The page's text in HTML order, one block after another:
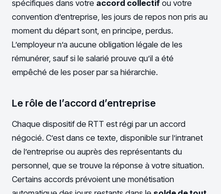
spécifiques dans votre accord collectif ou votre
convention d’entreprise, les jours de repos non pris au
moment du départ sont, en principe, perdus.
L’employeur n’a aucune obligation légale de les
rémunérer, sauf si le salarié prouve qu’il a été
empêché de les poser par sa hiérarchie.
Le rôle de l’accord d’entreprise
Chaque dispositif de RTT est régi par un accord
négocié. C’est dans ce texte, disponible sur l’intranet
de l’entreprise ou auprès des représentants du
personnel, que se trouve la réponse à votre situation.
Certains accords prévoient une monétisation